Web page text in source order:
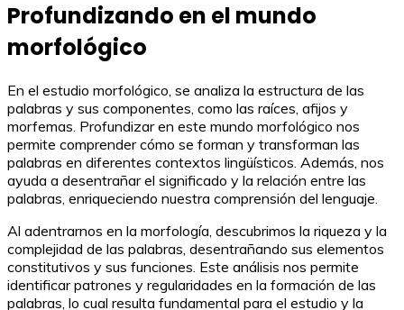
Profundizando en el mundo
morfológico
En el estudio morfológico, se analiza la estructura de las
palabras y sus componentes, como las raíces, afijos y
morfemas. Profundizar en este mundo morfológico nos
permite comprender cómo se forman y transforman las
palabras en diferentes contextos lingüísticos. Además, nos
ayuda a desentrañar el significado y la relación entre las
palabras, enriqueciendo nuestra comprensión del lenguaje.
Al adentrarnos en la morfología, descubrimos la riqueza y la
complejidad de las palabras, desentrañando sus elementos
constitutivos y sus funciones. Este análisis nos permite
identificar patrones y regularidades en la formación de las
palabras, lo cual resulta fundamental para el estudio y la